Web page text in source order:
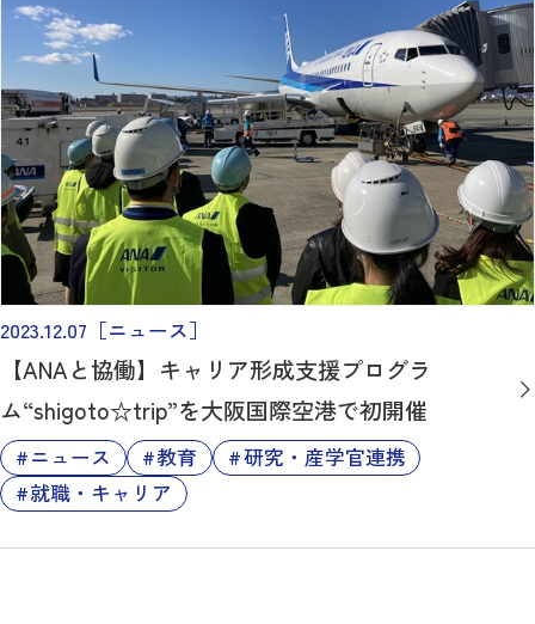
2023.12.07 ［ニュース］
【ANAと協働】キャリア形成支援プログラ
ム“shigoto☆trip”を大阪国際空港で初開催
ニュース 教育
研究・産学官連携
就職・キャリア